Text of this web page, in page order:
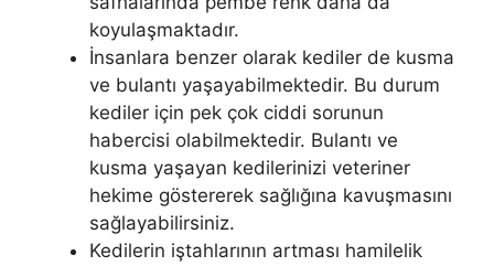
koyulaşmaktadır.
İnsanlara benzer olarak kediler de kusma
ve bulantı yaşayabilmektedir. Bu durum
kediler için pek çok ciddi sorunun
habercisi olabilmektedir. Bulantı ve
kusma yaşayan kedilerinizi veteriner
hekime göstererek sağlığına kavuşmasını
sağlayabilirsiniz.
Kedilerin iştahlarının artması hamilelik